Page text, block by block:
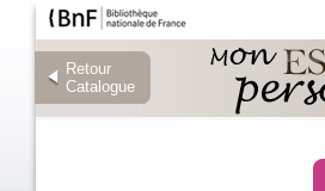
Retour
Catalogue
Retour
Catalogue